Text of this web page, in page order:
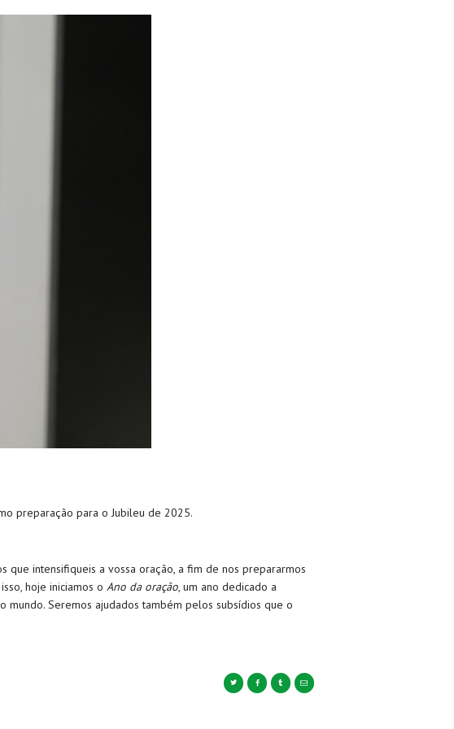
preparação para o Jubileu de 2025.
que intensifiqueis a vossa oração, a fim de nos prepararmos
hoje iniciamos o Ano da oração, um ano dedicado a
Seremos ajudados também pelos subsídios que o